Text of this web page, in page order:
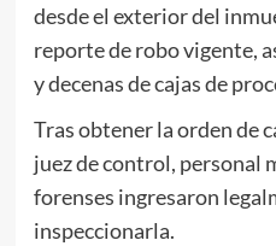
desde el exterior del
reporte de robo vigente,
y decenas de cajas de
Tras obtener la orden de
juez de control, personal
forenses ingresaron
inspeccionarla.